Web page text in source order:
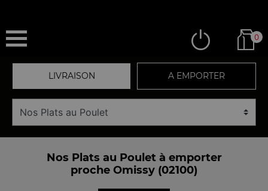
0
LIVRAISON A EMPORTER
Nos Plats au Poulet à emporter
proche Omissy (02100)